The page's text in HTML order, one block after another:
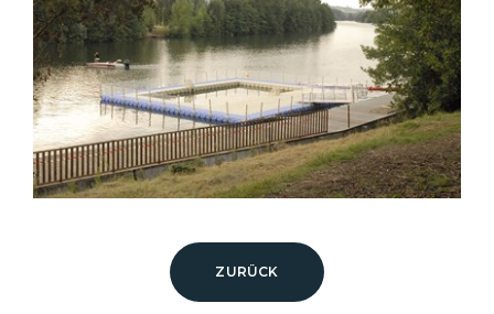
ZURÜCK